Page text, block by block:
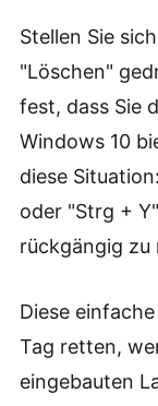
Stellen Sie
"Löschen"
fest, dass Sie
Windows 10
diese
oder "Strg +
rückgängig zu
Diese
Tag retten,
eingebauten